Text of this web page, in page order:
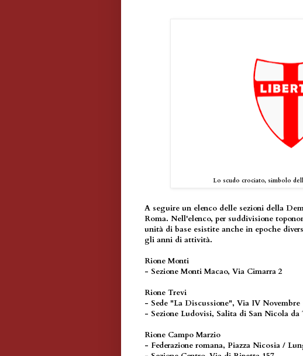
Lo scudo crociato, simbolo
A seguire un elenco delle sezioni della
Roma. Nell'elenco, per suddivisione
unità di base esistite anche in epoche
gli anni di attività.
Rione Monti
- Sezione Monti Macao, Via Cimarra 2
Rione Trevi
- Sede "La Discussione", Via IV Novembre
- Sezione Ludovisi, Salita di San Nicola da
Rione Campo Marzio
- Federazione romana, Piazza Nicosia /